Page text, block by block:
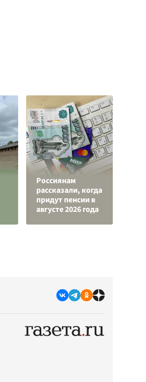
Россиянам
рассказали, когда
придут пенсии в
августе 2026 года